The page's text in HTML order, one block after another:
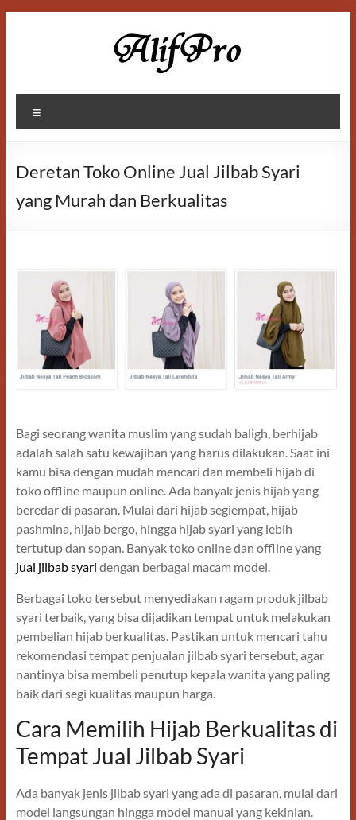
Alif
Properti
Deretan Toko Online Jual Jilbab Syari
yang Murah dan Berkualitas
Bagi seorang wanita muslim yang sudah baligh, berhijab
adalah salah satu kewajiban yang harus dilakukan. Saat ini
kamu bisa dengan mudah mencari dan membeli hijab di
toko offline maupun online. Ada banyak jenis hijab yang
beredar di pasaran. Mulai dari hijab segiempat, hijab
pashmina, hijab bergo, hingga hijab syari yang lebih
tertutup dan sopan. Banyak toko online dan offline yang
jual jilbab syari dengan berbagai macam model.
Berbagai toko tersebut menyediakan ragam produk jilbab
syari terbaik, yang bisa dijadikan tempat untuk melakukan
pembelian hijab berkualitas. Pastikan untuk mencari tahu
rekomendasi tempat penjualan jilbab syari tersebut, agar
nantinya bisa membeli penutup kepala wanita yang paling
baik dari segi kualitas maupun harga.
Cara Memilih Hijab Berkualitas di
Tempat Jual Jilbab Syari
Ada banyak jenis jilbab syari yang ada di pasaran, mulai dari
model langsungan hingga model manual yang kekinian.